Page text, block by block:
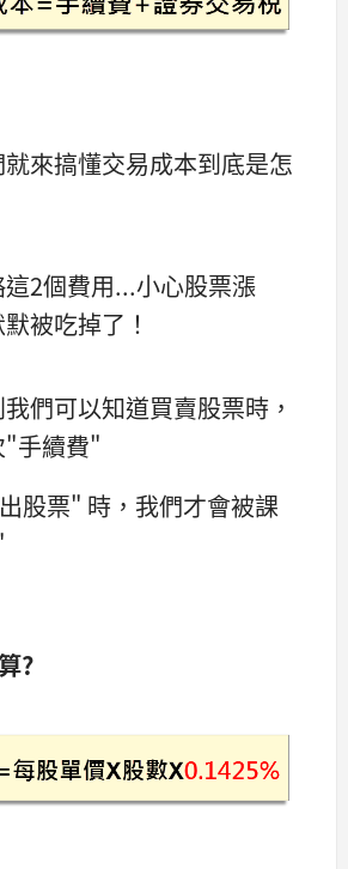
來搞懂交易成本到底是怎
們可以知道買賣股票時，
"手續費"
股票" 時，我們才會被課
?